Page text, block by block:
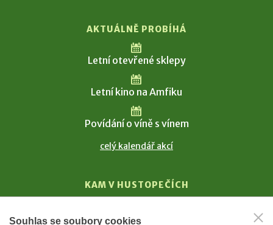
AKTUÁLNĚ PROBÍHÁ
Letní otevřené sklepy
Letní kino na Amfiku
Povídání o víně s vínem
celý kalendář akcí
KAM V HUSTOPEČÍCH
Souhlas se soubory cookies